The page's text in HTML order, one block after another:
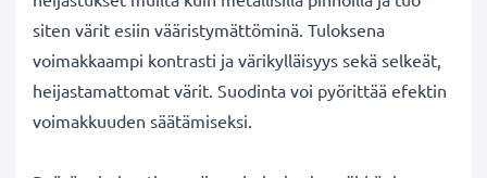
siten värit esiin vääristymättöminä. Tuloksena
voimakkaampi kontrasti ja värikylläisyys sekä selkeät,
heijastamattomat värit. Suodinta voi pyörittää efektin
voimakkuuden säätämiseksi.